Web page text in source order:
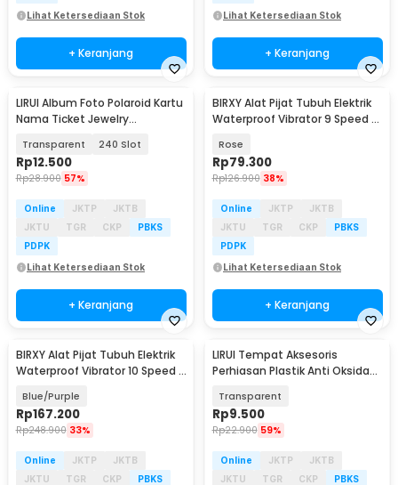
Lihat Ketersediaan Stok
+ Keranjang
Lihat Ketersediaan Stok
+ Keranjang
LIRUI Album Foto Polaroid Kartu
Nama Ticket Jewelry
Transparent 240 Slot
Rp12.500
Rp28.900 57%
Online JKTP
JKTB
JKTU
TGR CKP
PBKS
PDPK
Lihat Ketersediaan Stok
+ Keranjang
BIRXY Alat Pijat Tubuh Elektrik
Waterproof Vibrator 9 Speed -
Rose
Rp79.300
Rp126.900 38%
Online JKTP
JKTB
JKTU
TGR CKP
PBKS
PDPK
Lihat Ketersediaan Stok
+ Keranjang
BIRXY Alat Pijat Tubuh Elektrik
Waterproof Vibrator 10 Speed -
Blue/Purple
Rp167.200
Rp248.900 33%
Online JKTP
JKTB
JKTU
TGR CKP
PBKS
LIRUI Tempat Aksesoris
Perhiasan Plastik Anti Oksidasi
Transparent
Rp9.500
Rp22.900 59%
Online JKTP
JKTB
JKTU
TGR CKP
PBKS